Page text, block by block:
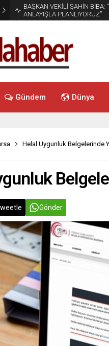
BAŞKAN VEKİLİ ŞAHİN BİBA:
ANLAYIŞLA PLANLIYORUZ”
Gündem Dünya
Helal Uygunluk Belgelerinde
Gönder